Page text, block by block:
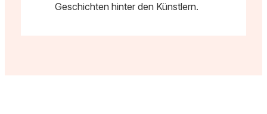
Geschichten hinter den Künstlern.